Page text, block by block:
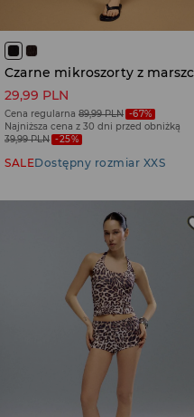
29,99 PLN
Cena regularna 89,99 PLN -67%
Najniższa cena z 30 dni przed obniżką
39,99 PLN -25%
SALEDostępny rozmiar XXS